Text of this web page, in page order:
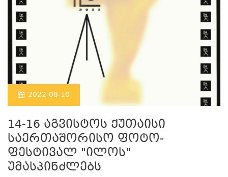
2022-08-10
14-16 აგვისტოს ქუთაისი
საერთაშორისო ფოტო-
ფესტივალ "ილოს"
უმასპინძლებს